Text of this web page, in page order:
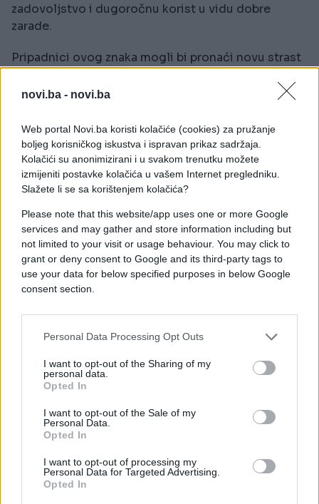
novi.ba - novi.ba
Web portal Novi.ba koristi kolačiće (cookies) za pružanje
boljeg korisničkog iskustva i ispravan prikaz sadržaja.
Kolačići su anonimizirani i u svakom trenutku možete
izmijeniti postavke kolačića u vašem Internet pregledniku.
Slažete li se sa korištenjem kolačića?
Please note that this website/app uses one or more Google
services and may gather and store information including but
not limited to your visit or usage behaviour. You may click to
grant or deny consent to Google and its third-party tags to
use your data for below specified purposes in below Google
consent section.
Personal Data Processing Opt Outs
I want to opt-out of the Sharing of my
personal data.
Opted In
I want to opt-out of the Sale of my
Personal Data.
Opted In
I want to opt-out of processing my
Personal Data for Targeted Advertising.
Opted In
zadovoljstvo i dugoročnu korist u vidu dobre
zarade.
Pripadnici ovog znaka mogli bi pronaći novu strast
od svakodnevnog stresa.
Osjećaj ispunjenosti bit će toliko snažan da će
mnogi imati utisak da im se sreća jednostavno
osmjehnula.
NASTAVAK JE NA SLJEDEĆOJ STRANICI--->>>
#horoskop #astrologija